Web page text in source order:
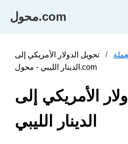
محول.com
تحويل الدولار الأمريكي إلى
الدينار الليبي - محول.com
الأمريكي إلى
الدينار الليبي